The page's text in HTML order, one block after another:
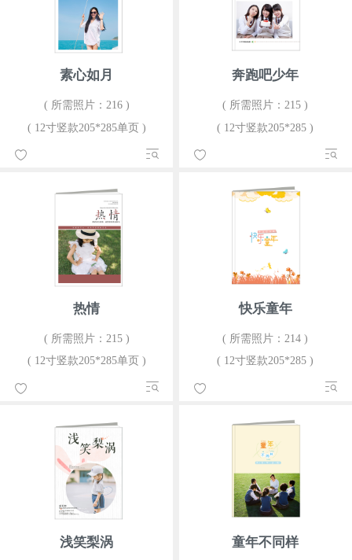
素心如月
( 所需照片：216 )
( 12寸竖款205*285单页 )
奔跑吧少年
( 所需照片：215 )
( 12寸竖款205*285 )
热情
( 所需照片：215 )
( 12寸竖款205*285单页 )
快乐童年
( 所需照片：214 )
( 12寸竖款205*285 )
浅笑梨涡 童年不同样